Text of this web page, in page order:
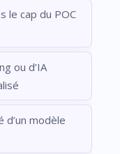
le cap du POC
ou d’IA
d’un modèle